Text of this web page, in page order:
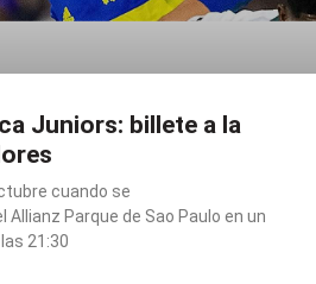
Juniors: billete a la
cuando se
Parque de Sao Paulo en un
21:30